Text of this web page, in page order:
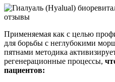
Применяемая как с целью
для борьбы с неглубокими
пятнами методика
регенерационные процессы,
пациентов: